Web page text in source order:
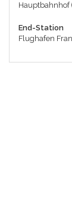
Hauptbahnhof
End-Station
Flughafen